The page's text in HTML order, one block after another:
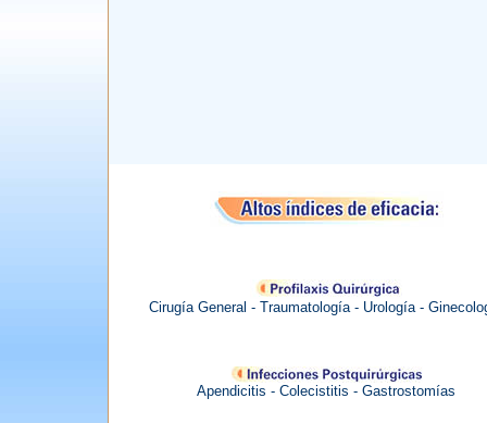
Cirugía General - Traumatología - Urología -
Apendicitis - Colecistitis - Gastrostomías